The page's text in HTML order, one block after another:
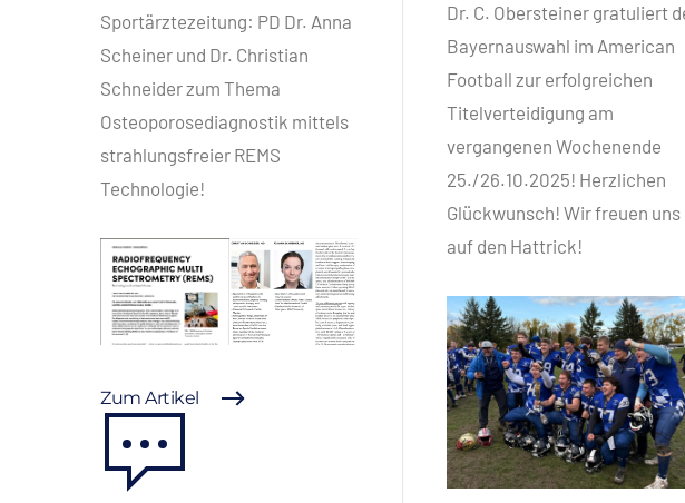
Sportärztezeitung: PD Dr. Anna
Scheiner und Dr. Christian
Schneider zum Thema
Osteoporosediagnostik mittels
strahlungsfreier REMS
Technologie!
Zum Artikel
Dr. C. Obersteiner gratuliert
Bayernauswahl im American
Football zur erfolgreichen
Titelverteidigung am
vergangenen Wochenende
25./26.10.2025! Herzlichen
Glückwunsch! Wir freuen uns
auf den Hattrick!